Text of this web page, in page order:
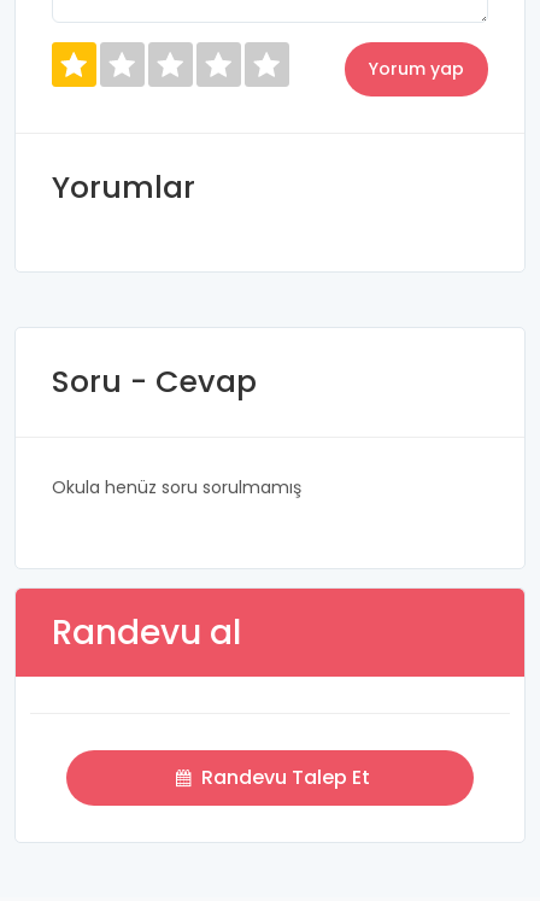
Yorumlar
Soru - Cevap
Okula henüz soru sorulmamış
Randevu al
Randevu Talep Et